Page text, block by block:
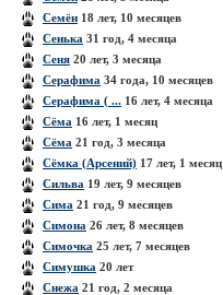
Семён 18 лет, 10 месяцев
Сенька 31 год, 4 месяца
Сеня 20 лет, 3 месяца
Серафима 34 года, 10 месяцев
Серафима ( ... 16 лет, 4 месяца
Сёма 16 лет, 1 месяц
Сёма 21 год, 3 месяца
Сёмка (Арсений) 17 лет, 1 месяц
Сильва 19 лет, 9 месяцев
Сима 21 год, 9 месяцев
Симона 26 лет, 8 месяцев
Симочка 25 лет, 7 месяцев
Симушка 20 лет
Снежа 21 год, 2 месяца